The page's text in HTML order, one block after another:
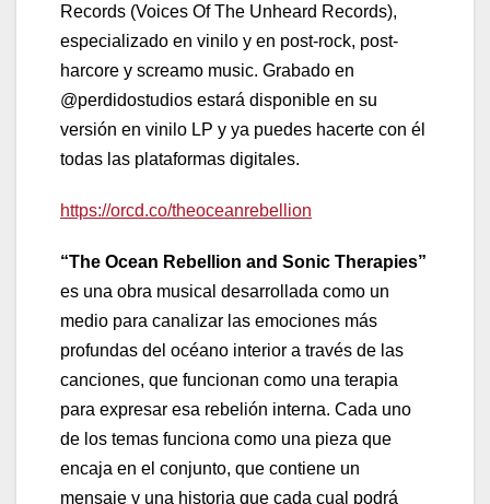
Records (Voices Of The Unheard Records),
especializado en vinilo y en post-rock, post-
harcore y screamo music. Grabado en
@perdidostudios estará disponible en su
versión en vinilo LP y ya puedes hacerte con él
todas las plataformas digitales.
https://orcd.co/theoceanrebellion
“The Ocean Rebellion and Sonic Therapies”
es una obra musical desarrollada como un
medio para canalizar las emociones más
profundas del océano interior a través de las
canciones, que funcionan como una terapia
para expresar esa rebelión interna. Cada uno
de los temas funciona como una pieza que
encaja en el conjunto, que contiene un
mensaje y una historia que cada cual podrá